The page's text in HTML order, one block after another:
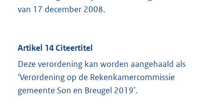
van 17 december 2008.
Artikel 14 Citeertitel
Deze verordening kan worden aangehaald als
‘Verordening op de Rekenkamercommissie
gemeente Son en Breugel 2019’.